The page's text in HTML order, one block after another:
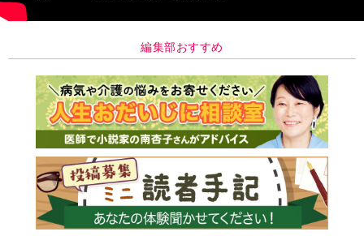
編集部おすすめ